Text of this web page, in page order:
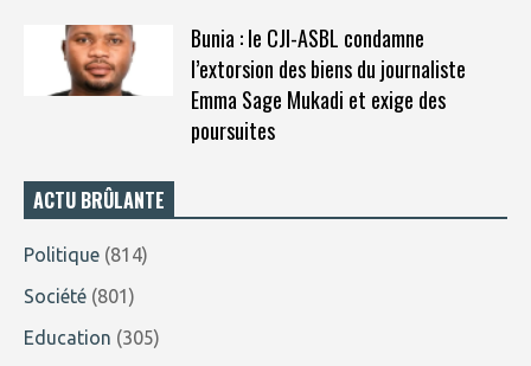
Bunia : le CJI-ASBL condamne
l’extorsion des biens du journaliste
Emma Sage Mukadi et exige des
poursuites
ACTU BRÛLANTE
Politique (814)
Société (801)
Education (305)